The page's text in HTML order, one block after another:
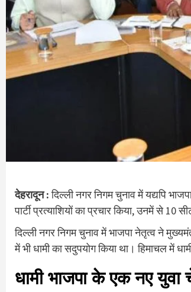
देहरादून :दिल्ली नगर निगम चुनाव में यद्यपि
पार्टी प्रत्याशियों का प्रचार किया, उनमें से 10
दिल्ली नगर निगम चुनाव में भाजपा नेतृत्व ने
में भी धामी का सदुपयोग किया था। हिमाचल में
धामी भाजपा के एक नए